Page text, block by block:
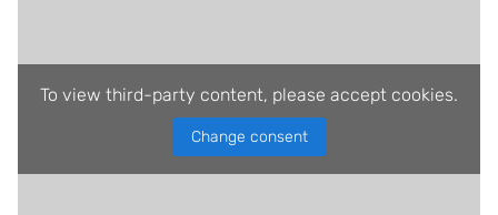
To view third-party content, please accept cookies.
Change consent